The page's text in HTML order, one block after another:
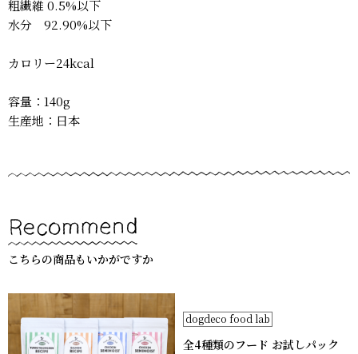
粗繊維 0.5%以下
水分 92.90%以下
カロリー24kcal
容量：140g
生産地：日本
こちらの商品もいかがですか
dogdeco food lab
全4種類のフード お試しパック